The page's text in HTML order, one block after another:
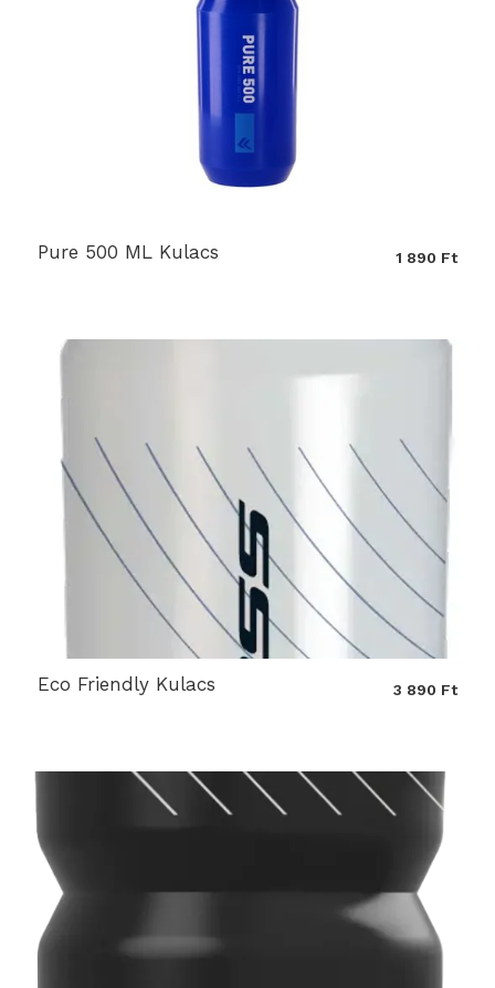
Pure 500 ML Kulacs 1 890 Ft
Eco Friendly Kulacs 3 890 Ft